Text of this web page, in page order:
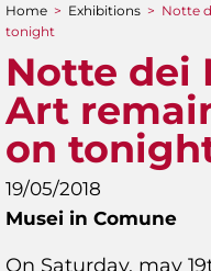
You are here
Home > Exhibitions > Notte
tonight
Notte dei
Art
on
19/05/2018
Musei in Comune
On Saturday, may